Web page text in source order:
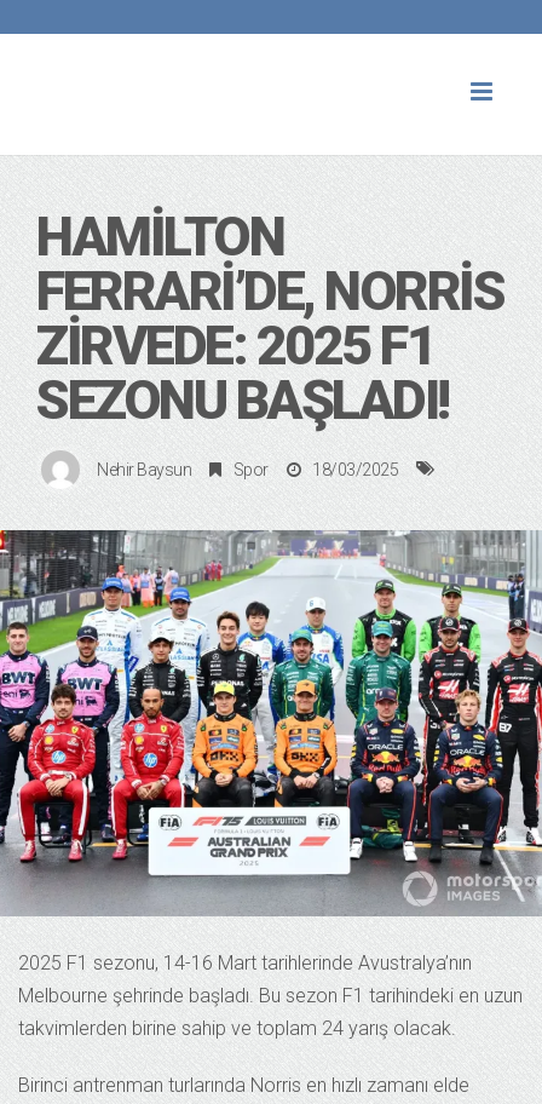
HAMILTON
FERRARI’DE, NORRIS
ZIRVEDE: 2025 F1
SEZONU BAŞLADI!
Nehir Baysun Spor 18/03/2025
2025 F1 sezonu, 14-16 Mart tarihlerinde Avustralya’nın
Melbourne şehrinde başladı. Bu sezon F1 tarihindeki en uzun
takvimlerden birine sahip ve toplam 24 yarış olacak.
Birinci antrenman turlarında Norris en hızlı zamanı elde